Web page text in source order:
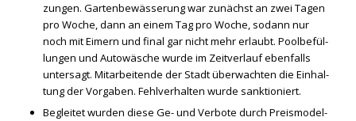
zun­gen. Gar­ten­be­wäs­se­rung war zunächst an zwei Tagen
pro Woche, dann an einem Tag pro Woche, sodann nur
noch mit Eimern und final gar nicht mehr erlaubt. Pool­be­fül­
lun­gen und Auto­wä­sche wur­de im Zeit­ver­lauf eben­falls
unter­sagt. Mit­ar­bei­ten­de der Stadt über­wach­ten die Ein­hal­
tung der Vor­ga­ben. Fehl­ver­hal­ten wur­de sank­tio­niert.
Beglei­tet wur­den die­se Ge- und Ver­bo­te durch Preis­mo­del­